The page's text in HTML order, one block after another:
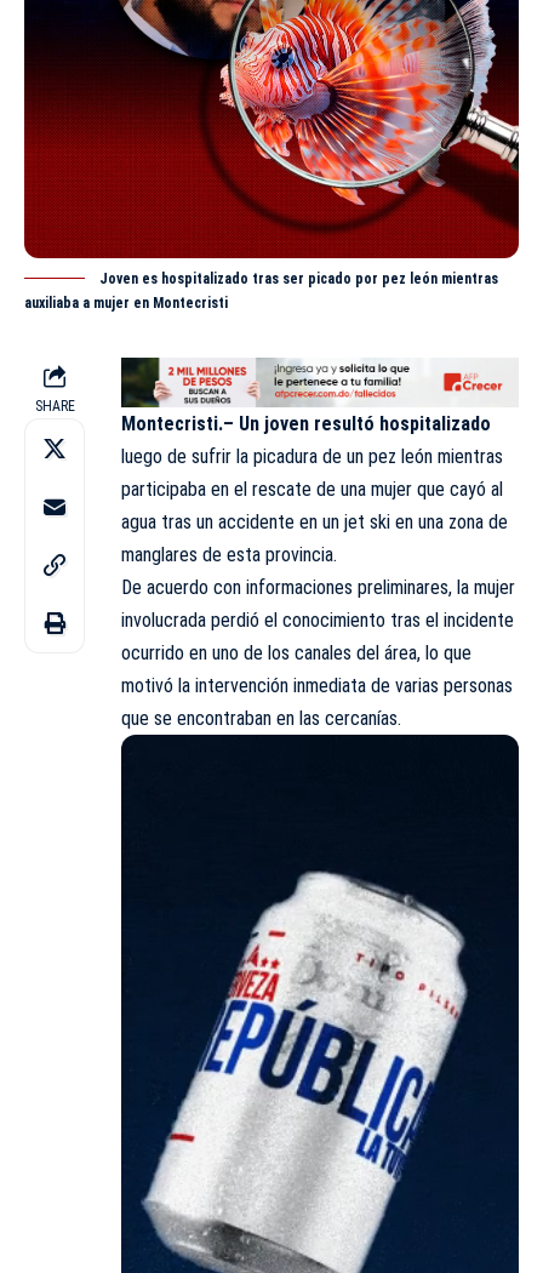
Joven es hospitalizado tras ser picado por pez león mientras
auxiliaba a mujer en Montecristi
SHARE
Montecristi.– Un joven resultó hospitalizado
luego de sufrir la picadura de un pez león mientras
participaba en el rescate de una mujer que cayó al
agua tras un accidente en un jet ski en una zona de
manglares de esta provincia.
De acuerdo con informaciones preliminares, la mujer
involucrada perdió el conocimiento tras el incidente
ocurrido en uno de los canales del área, lo que
motivó la intervención inmediata de varias personas
que se encontraban en las cercanías.